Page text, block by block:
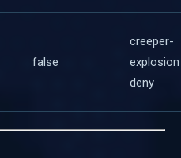
false
creeper-
explosion
deny